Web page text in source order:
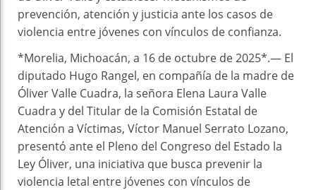
prevención, atención y justicia ante los casos de
violencia entre jóvenes con vínculos de confianza.
*Morelia, Michoacán, a 16 de octubre de 2025*.— El
diputado Hugo Rangel, en compañía de la madre de
Óliver Valle Cuadra, la señora Elena Laura Valle
Cuadra y del Titular de la Comisión Estatal de
Atención a Víctimas, Víctor Manuel Serrato Lozano,
presentó ante el Pleno del Congreso del Estado la
Ley Óliver, una iniciativa que busca prevenir la
violencia letal entre jóvenes con vínculos de